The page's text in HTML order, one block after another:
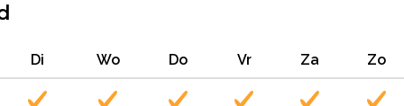
Di Wo Do Vr Za Zo